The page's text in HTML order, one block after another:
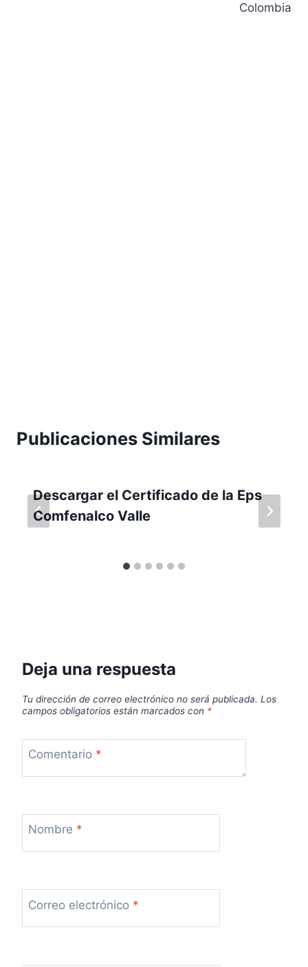
Colombia
Publicaciones Similares
Descargar el Certificado de la Eps
Comfenalco Valle
Deja una respuesta
Tu dirección de correo electrónico no será publicada. Los
campos obligatorios están marcados con *
Comentario *
Nombre *
Correo electrónico *